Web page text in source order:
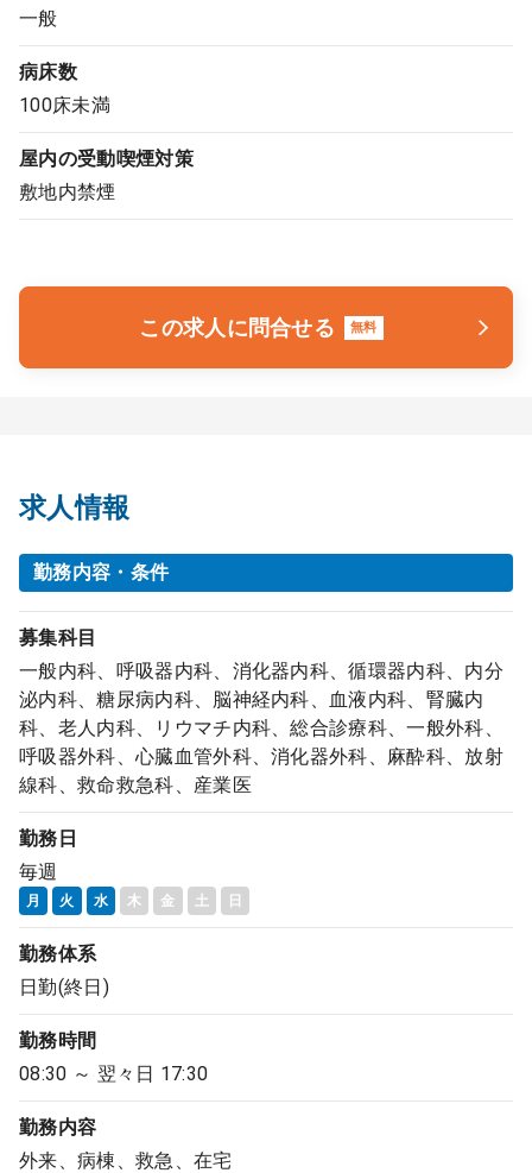
採用をお考えの医療機関の方
一般
病床数
100床未満
屋内の受動喫煙対策
敷地内禁煙
この求人に問合せる 無料
求人情報
勤務内容・条件
募集科目
一般内科、呼吸器内科、消化器内科、循環器内科、内分
泌内科、糖尿病内科、脳神経内科、血液内科、腎臓内
科、老人内科、リウマチ内科、総合診療科、一般外科、
呼吸器外科、心臓血管外科、消化器外科、麻酔科、放射
線科、救命救急科、産業医
勤務日
毎週
月 火 水 木 金 土 日
勤務体系
日勤(終日)
勤務時間
08:30 ～ 翌々日 17:30
勤務内容
外来、病棟、救急、在宅